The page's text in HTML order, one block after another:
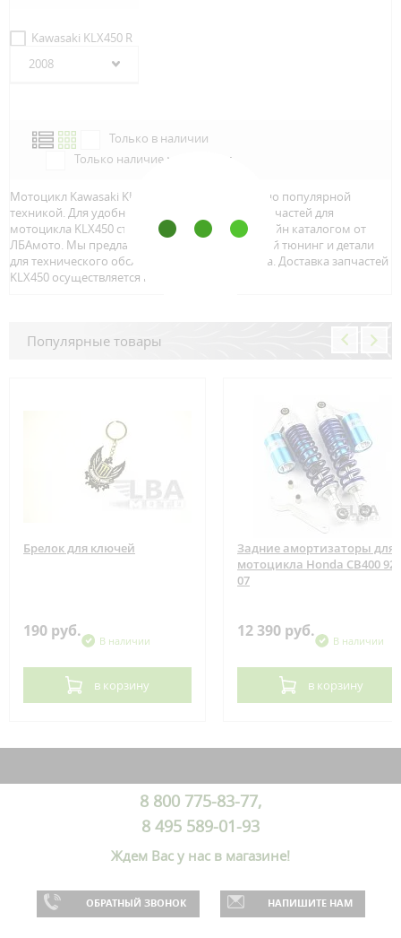
Kawasaki KLX450 R
2008
Только в наличии
Только наличие м.Аэропорт
Мотоцикл Kawasaki KLX450 является достаточно популярной
техникой. Для удобного и быстрого поиска запчастей для
мотоцикла KLX450 стоит воспользоваться онлайн каталогом от
ЛБАмото. Мы предлагаем только качественный тюнинг и детали
для технического обслуживание вашего байка. Доставка запчастей
KLX450 осуществляется по всей Росcии.
Популярные товары
Брелок для ключей
190 руб.
В наличии
в корзину
Задние амортизаторы для
мотоцикла Honda CB400 92-
07
12 390 руб.
В наличии
в корзину
8 800 775-83-77,
8 495 589-01-93
Ждем Вас у нас в магазине!
ОБРАТНЫЙ ЗВОНОК НАПИШИТЕ НАМ